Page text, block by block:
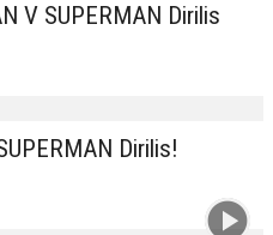
V SUPERMAN Dirilis
Dirilis!